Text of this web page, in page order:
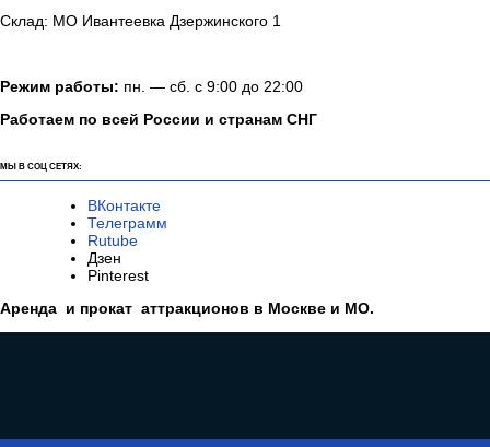
Склад: МО Ивантеевка Дзержинского 1
Режим работы: пн. — сб. с 9:00 до 22:00
Работаем по всей России и странам СНГ
МЫ В СОЦ СЕТЯХ:
ВКонтакте
Телеграмм
Rutube
Дзен
Pinterest
Аренда и прокат аттракционов в Москве и МО.